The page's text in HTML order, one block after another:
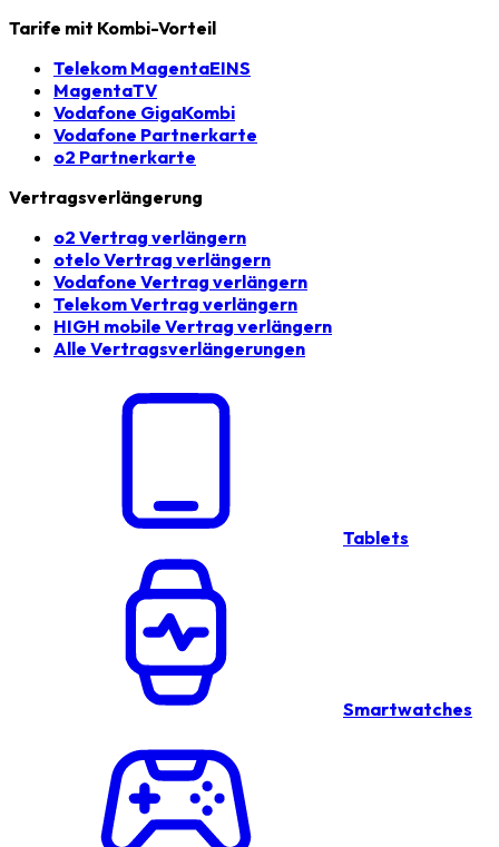
Tarife mit Kombi-Vorteil
Telekom MagentaEINS
MagentaTV
Vodafone GigaKombi
Vodafone Partnerkarte
o2 Partnerkarte
Vertragsverlängerung
o2 Vertrag verlängern
otelo Vertrag verlängern
Vodafone Vertrag verlängern
Telekom Vertrag verlängern
HIGH mobile Vertrag verlängern
Alle Vertragsverlängerungen
Tablets
Smartwatches